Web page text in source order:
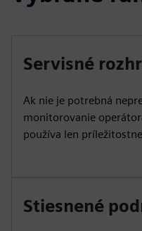
Servisné
Ak nie je potrebná
monitorovanie
používa len
Stiesnené